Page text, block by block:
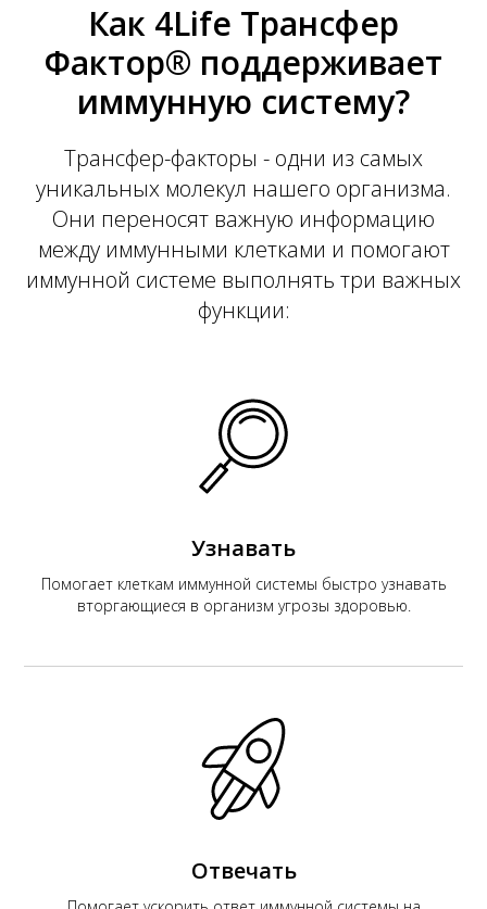
Как 4Life Трансфер
Фактор® поддерживает
иммунную систему?
Трансфер-факторы - одни из самых
уникальных молекул нашего организма.
Они переносят важную информацию
между иммунными клетками и помогают
иммунной системе выполнять три важных
функции:
Узнавать
Помогает клеткам иммунной системы быстро узнавать
вторгающиеся в организм угрозы здоровью.
Отвечать